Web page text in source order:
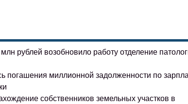
рублей возобновило работу отделение
погашения миллионной задолженности по
собственников земельных участков в